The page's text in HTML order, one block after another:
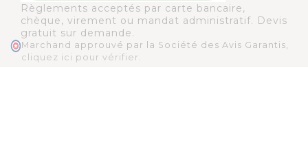
Règlements acceptés par carte bancaire,
chèque, virement ou mandat administratif. Devis
gratuit sur demande.
Marchand approuvé par la Société des Avis Garantis,
cliquez ici pour vérifier .